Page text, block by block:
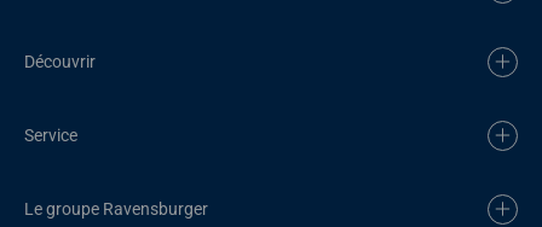
Découvrir
Service
Le groupe Ravensburger